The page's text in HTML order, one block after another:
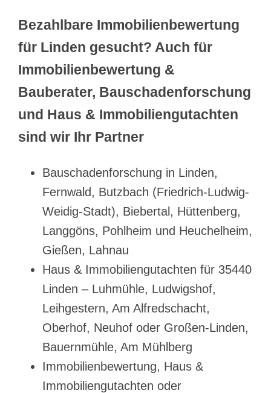
Bezahlbare Immobilienbewertung
für Linden gesucht? Auch für
Immobilienbewertung &
Bauberater, Bauschadenforschung
und Haus & Immobiliengutachten
sind wir Ihr Partner
Bauschadenforschung in Linden,
Fernwald, Butzbach (Friedrich-Ludwig-
Weidig-Stadt), Biebertal, Hüttenberg,
Langgöns, Pohlheim und Heuchelheim,
Gießen, Lahnau
Haus & Immobiliengutachten für 35440
Linden – Luhmühle, Ludwigshof,
Leihgestern, Am Alfredschacht,
Oberhof, Neuhof oder Großen-Linden,
Bauernmühle, Am Mühlberg
Immobilienbewertung, Haus &
Immobiliengutachten oder